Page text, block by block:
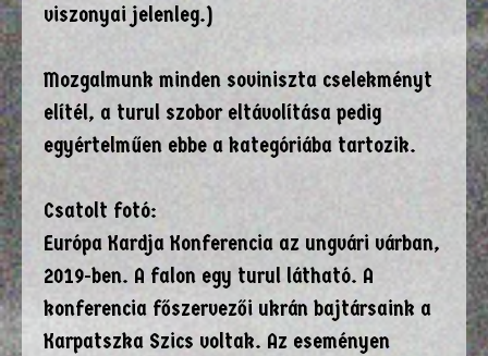
viszonyai jelenleg.)
Mozgalmunk minden soviniszta cselekményt
elítél, a turul szobor eltávolítása pedig
egyértelműen ebbe a kategóriába tartozik.
Csatolt fotó:
Európa Kardja Konferencia az ungvári várban,
2019-ben. A falon egy turul látható. A
konferencia főszervezői ukrán bajtársaink a
Karpatszka Szics voltak. Az eseményen